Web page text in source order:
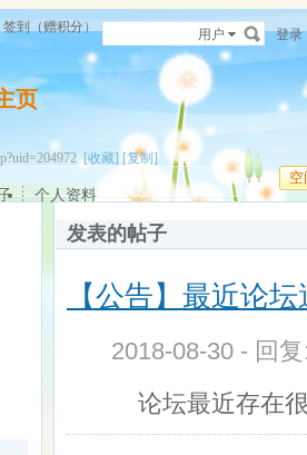
签到（赠积分） 用户 登录
页
[收藏] [复制]
空
个人资料
发表的帖子
【公告】最近论
2018-08-30 - 回
论坛最近存在